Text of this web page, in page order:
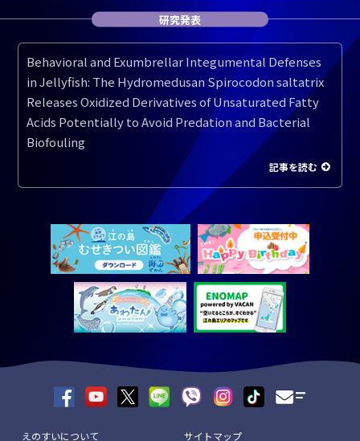
研究発表
Behavioral and Exumbrellar Integumental Defenses
in Jellyfish: The Hydromedusan Spirocodon saltatrix
Releases Oxidized Derivatives of Unsaturated Fatty
Acids Potentially to Avoid Predation and Bacterial
Biofouling
記事を読む
えのすいについて サイトマップ